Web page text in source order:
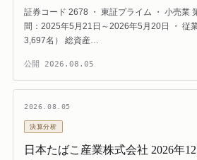
証券コード 2678 ・ 東証プライム ・ 小売業
間：2025年5月21日～2026年5月20日 ・ 従
3,697名） 総資産…
公開 2026.08.05
2026.08.05
決算分析
日本たばこ産業株式会社 2026年